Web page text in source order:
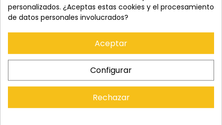
Paga con tranquilidad en nuestro TPV virtual 100%
Los pedidos se entregan en un plazo de 5 a 7 días
laborables.
Recuerda que tienes 15 días, desde la recepción
personalizados. ¿Aceptas estas cookies y el procesamiento
de datos personales involucrados?
Aceptar
Configurar
Rechazar